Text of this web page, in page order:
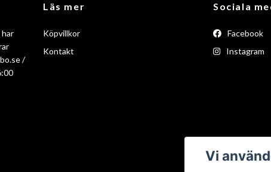
/
Läs mer
Köpvillkor
Kontakt
Sociala
Facebook
Instagram
Vi